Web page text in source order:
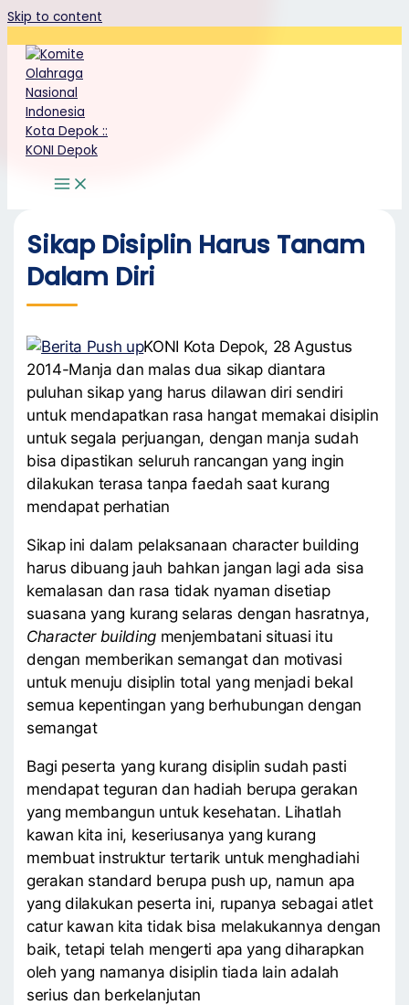
Skip to content
Sikap Disiplin Harus Tanam
Dalam Diri
KONI Kota Depok, 28 Agustus
2014-Manja dan malas dua sikap diantara
puluhan sikap yang harus dilawan diri sendiri
untuk mendapatkan rasa hangat memakai disiplin
untuk segala perjuangan, dengan manja sudah
bisa dipastikan seluruh rancangan yang ingin
dilakukan terasa tanpa faedah saat kurang
mendapat perhatian
Sikap ini dalam pelaksanaan character building
harus dibuang jauh bahkan jangan lagi ada sisa
kemalasan dan rasa tidak nyaman disetiap
suasana yang kurang selaras dengan hasratnya,
Character buildingmenjembatani situasi itu
dengan memberikan semangat dan motivasi
untuk menuju disiplin total yang menjadi bekal
semua kepentingan yang berhubungan dengan
semangat
Bagi peserta yang kurang disiplin sudah pasti
mendapat teguran dan hadiah berupa gerakan
yang membangun untuk kesehatan. Lihatlah
kawan kita ini, keseriusanya yang kurang
membuat instruktur tertarik untuk menghadiahi
gerakan standard berupa push up, namun apa
yang dilakukan peserta ini, rupanya sebagai atlet
catur kawan kita tidak bisa melakukannya dengan
baik, tetapi telah mengerti apa yang diharapkan
oleh yang namanya disiplin tiada lain adalah
serius dan berkelanjutan